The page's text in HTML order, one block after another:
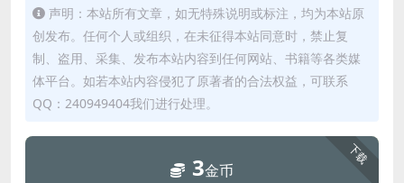
声明：本站所有文章，如无特殊说明或标注，均为本站原
创发布。任何个人或组织，在未征得本站同意时，禁止复
制、盗用、采集、发布本站内容到任何网站、书籍等各类媒
体平台。如若本站内容侵犯了原著者的合法权益，可联系
QQ：240949404我们进行处理。
下载
3金币